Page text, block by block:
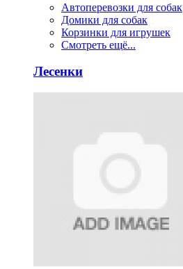
Автоперевозки для собак
Домики для собак
Корзинки для игрушек
Смотреть ещё...
Лесенки